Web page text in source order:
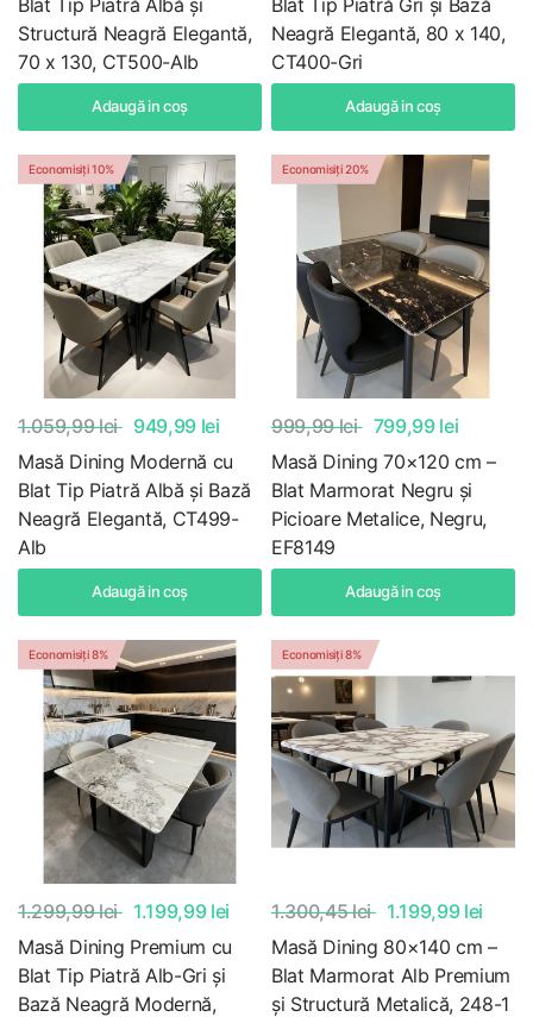
Structură Neagră Elegantă,
70 x 130, CT500-Alb
Adaugă in coş
Neagră Elegantă, 80 x 140,
CT400-Gri
Adaugă in coş
Economisiți 10%
1.059,99 lei
949,99 lei
Masă Dining Modernă cu
Blat Tip Piatră Albă și Bază
Neagră Elegantă, CT499-
Alb
Adaugă in coş
Economisiți 20%
999,99 lei
799,99 lei
Masă Dining 70×120 cm –
Blat Marmorat Negru și
Picioare Metalice, Negru,
EF8149
Adaugă in coş
Economisiți 8%
1.299,99 lei
1.199,99 lei
Masă Dining Premium cu
Blat Tip Piatră Alb-Gri și
Bază Neagră Modernă,
Economisiți 8%
1.300,45 lei
1.199,99 lei
Masă Dining 80×140 cm –
Blat Marmorat Alb Premium
și Structură Metalică, 248-1